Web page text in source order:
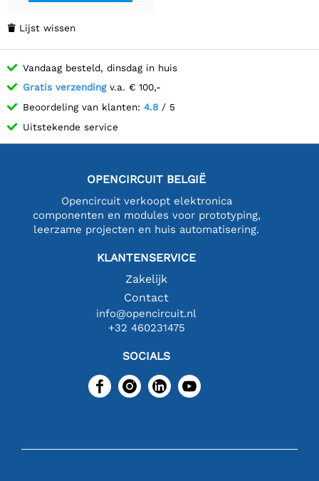
 Lijst wissen
Vandaag besteld, dinsdag in huis
Gratis verzendingv.a. € 100,-
Beoordeling van klanten: 4.8 / 5
Uitstekende service
OPENCIRCUIT BELGIË
Opencircuit verkoopt elektronica
componenten en modules voor prototyping,
leerzame projecten en huis automatisering.
KLANTENSERVICE
Zakelijk
Contact
info@opencircuit.nl
+32 460231475
SOCIALS